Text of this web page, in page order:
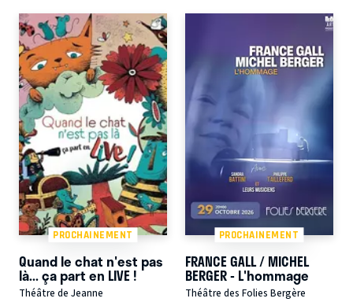
PROCHAINEMENT
Quand le chat n'est pas
là... ça part en LIVE !
Théâtre de Jeanne
PROCHAINEMENT
FRANCE GALL / MICHEL
BERGER - L'hommage
Théâtre des Folies Bergère